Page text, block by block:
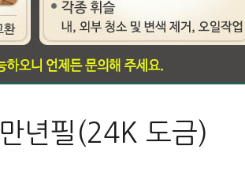
년필(24K 도금)